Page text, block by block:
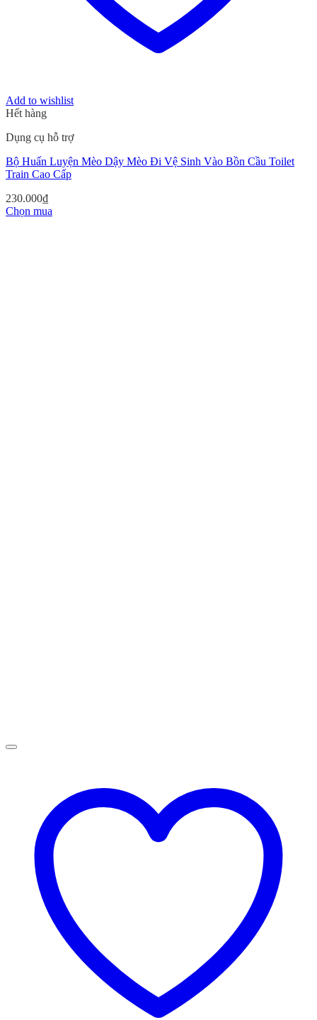
Add to wishlist
Hết hàng
Dụng cụ hỗ trợ
Bộ Huấn Luyện Mèo Dậy Mèo Đi Vệ Sinh Vào Bồn Cầu Toilet
Train Cao Cấp
230.000₫
Chọn mua